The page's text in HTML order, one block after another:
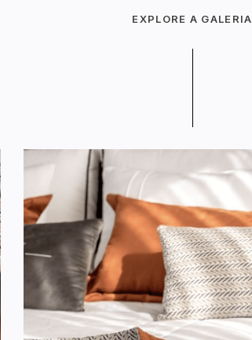
EXPLORE A GALERIA